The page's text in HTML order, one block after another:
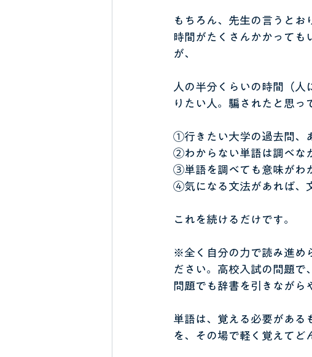
もちろん、先生の言うとお
時間がたくさんかかっても
が、
人の半分くらいの時間（人
りたい人。騙されたと思っ
①行きたい大学の過去問、
②わからない単語は調べな
③単語を調べても意味がわ
④気になる文法があれば、
これを続けるだけです。
※全く自分の力で読み進め
ださい。高校入試の問題で
問題でも辞書を引きながら
単語は、覚える必要がある
を、その場で軽く覚えてど